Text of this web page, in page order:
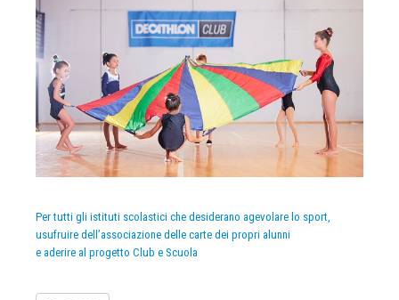
Per tutti gli istituti scolastici che desiderano agevolare lo sport,
usufruire dell’associazione delle carte dei propri alunni
e aderire al progetto Club e Scuola